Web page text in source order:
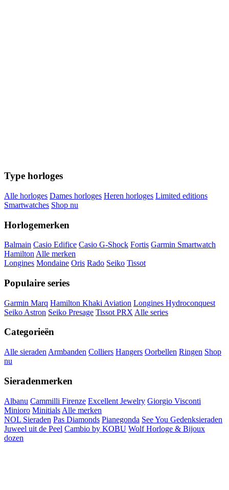
Type horloges
Alle horloges Dames horloges Heren horloges Limited editions
Smartwatches Shop nu
Horlogemerken
Balmain Casio Edifice Casio G-Shock Fortis Garmin Smartwatch
Hamilton Alle merken
Longines Mondaine Oris Rado Seiko Tissot
Populaire series
Garmin Marq Hamilton Khaki Aviation Longines Hydroconquest
Seiko Astron Seiko Presage Tissot PRX Alle series
Categorieën
Alle sieraden Armbanden Colliers Hangers Oorbellen Ringen Shop
nu
Sieradenmerken
Albanu Cammilli Firenze Excellent Jewelry Giorgio Visconti
Minioro Minitials Alle merken
NOL Sieraden Pas Diamonds Pianegonda See You Gedenksieraden
Juweel uit de Peel Cambio by KOBU Wolf Horloge & Bijoux
dozen